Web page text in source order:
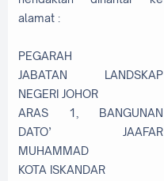
alamat :
PEGARAH
JABATAN LANDSKAP
NEGERI JOHOR
ARAS 1, BANGUNAN
DATO’ JAAFAR
MUHAMMAD
KOTA ISKANDAR